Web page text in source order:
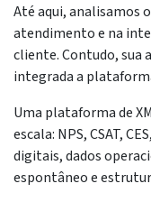
Até aqui, analisamos
atendimento e na
cliente. Contudo, sua
integrada a
Uma plataforma de
escala: NPS, CSAT,
digitais, dados
espontâneo e